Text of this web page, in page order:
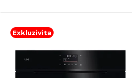
eVExkluzivita